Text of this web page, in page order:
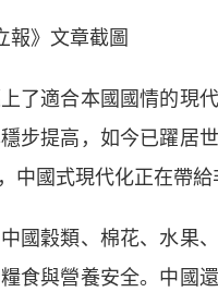
報》文章截圖
適合本國國情的現
步提高，如今已躍居
國式現代化正在帶給
穀類、棉花、水果、
食與營養安全。中國